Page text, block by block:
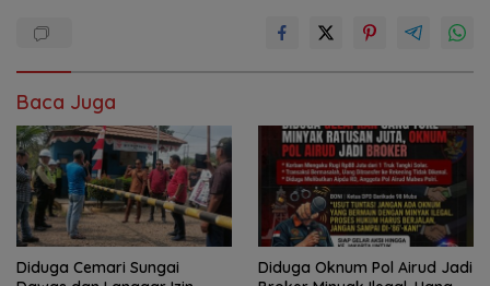
Baca Juga
Diduga Cemari Sungai
Diduga Oknum Pol Airud Jadi